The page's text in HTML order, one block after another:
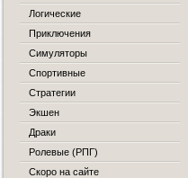
Логические
Приключения
Симуляторы
Спортивные
Стратегии
Экшен
Драки
Ролевые (РПГ)
Скоро на сайте